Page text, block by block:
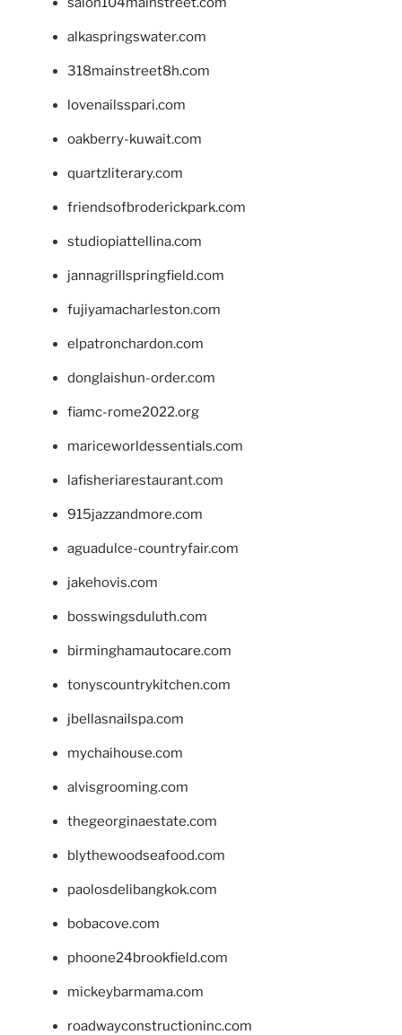
alkaspringswater.com
318mainstreet8h.com
lovenailsspari.com
oakberry-kuwait.com
quartzliterary.com
friendsofbroderickpark.com
studiopiattellina.com
jannagrillspringfield.com
fujiyamacharleston.com
elpatronchardon.com
donglaishun-order.com
fiamc-rome2022.org
mariceworldessentials.com
lafisheriarestaurant.com
915jazzandmore.com
aguadulce-countryfair.com
jakehovis.com
bosswingsduluth.com
birminghamautocare.com
tonyscountrykitchen.com
jbellasnailspa.com
mychaihouse.com
alvisgrooming.com
thegeorginaestate.com
blythewoodseafood.com
paolosdelibangkok.com
bobacove.com
phoone24brookfield.com
mickeybarmama.com
roadwayconstructioninc.com